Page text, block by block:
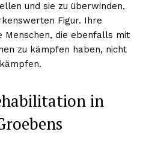
und sie zu überwinden,
Figur. Ihre
Menschen, die ebenfalls mit
zu kämpfen haben, nicht
in